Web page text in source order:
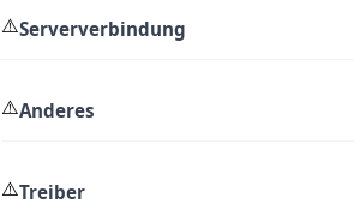
⚠️Serververbindung
⚠️Anderes
⚠️Treiber